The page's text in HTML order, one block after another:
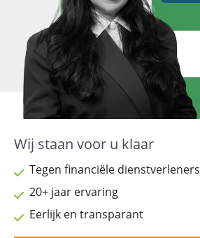
Wij staan voor u klaar
Tegen financiële dienstverleners
20+ jaar ervaring
Eerlijk en transparant